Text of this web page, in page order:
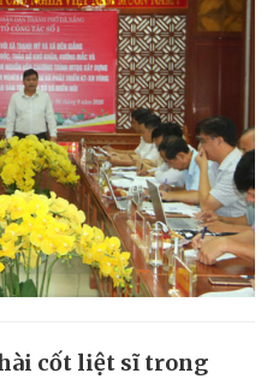
hài cốt liệt sĩ trong